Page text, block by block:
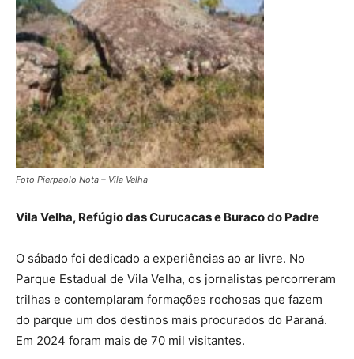
Foto Pierpaolo Nota – Vila Velha
Vila Velha, Refúgio das Curucacas e Buraco do Padre
O sábado foi dedicado a experiências ao ar livre. No
Parque Estadual de Vila Velha, os jornalistas percorreram
trilhas e contemplaram formações rochosas que fazem
do parque um dos destinos mais procurados do Paraná.
Em 2024 foram mais de 70 mil visitantes.